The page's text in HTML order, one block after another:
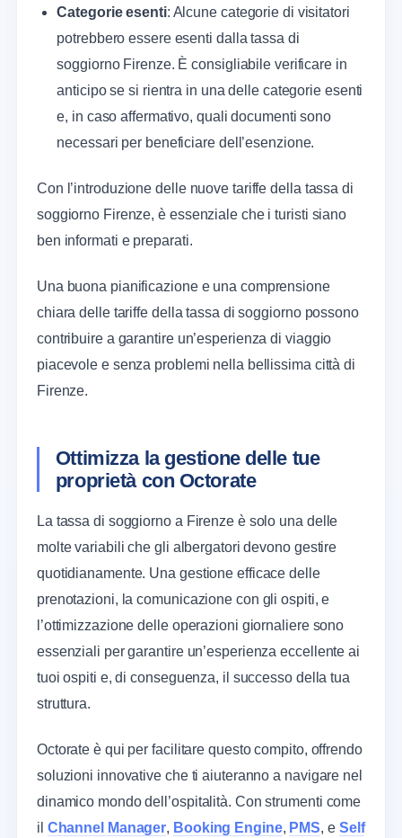
Categorie esenti: Alcune categorie di visitatori
potrebbero essere esenti dalla tassa di
soggiorno Firenze. È consigliabile verificare in
anticipo se si rientra in una delle categorie esenti
e, in caso affermativo, quali documenti sono
necessari per beneficiare dell’esenzione.
Con l’introduzione delle nuove tariffe della tassa di
soggiorno Firenze, è essenziale che i turisti siano
ben informati e preparati.
Una buona pianificazione e una comprensione
chiara delle tariffe della tassa di soggiorno possono
contribuire a garantire un’esperienza di viaggio
piacevole e senza problemi nella bellissima città di
Firenze.
Ottimizza la gestione delle tue
proprietà con Octorate
La tassa di soggiorno a Firenze è solo una delle
molte variabili che gli albergatori devono gestire
quotidianamente. Una gestione efficace delle
prenotazioni, la comunicazione con gli ospiti, e
l’ottimizzazione delle operazioni giornaliere sono
essenziali per garantire un’esperienza eccellente ai
tuoi ospiti e, di conseguenza, il successo della tua
struttura.
Octorate è qui per facilitare questo compito, offrendo
soluzioni innovative che ti aiuteranno a navigare nel
dinamico mondo dell’ospitalità. Con strumenti come
il Channel Manager, Booking Engine, PMS, e Self